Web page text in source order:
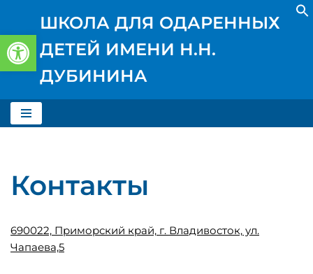
Открыть панель инструментов
Перейти
к
содержимому
ШКОЛА ДЛЯ ОДАРЕННЫХ
ДЕТЕЙ ИМЕНИ Н.Н.
ДУБИНИНА
Контакты
690022, Приморский край, г. Владивосток, ул.
Чапаева,5